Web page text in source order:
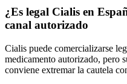
¿Es legal Cialis en
canal autorizado
Cialis puede comercializarse
medicamento autorizado, pero
conviene extremar la cautela